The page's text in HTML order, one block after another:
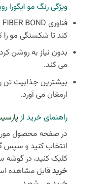
ویژگی رنگ مو ایگورا رویال
کند تا شکستگی مو
می کند.
بیشترین جذابیت تن
ارمغان می آورد.
راهنمای خرید از
در صفحه محصول مورد
انتخاب کنید و سپس
کلیک کنید، در گوشه
خریدقابل مشاهده